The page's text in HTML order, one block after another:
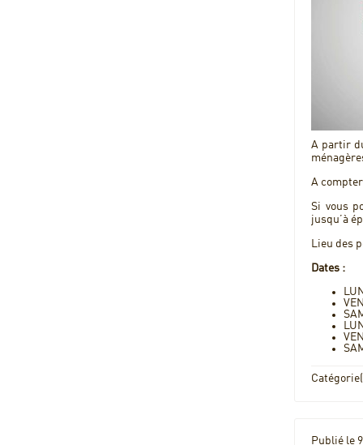
A partir
A
Si vous
jusqu’à
Lieu des
Dates :
Publié le